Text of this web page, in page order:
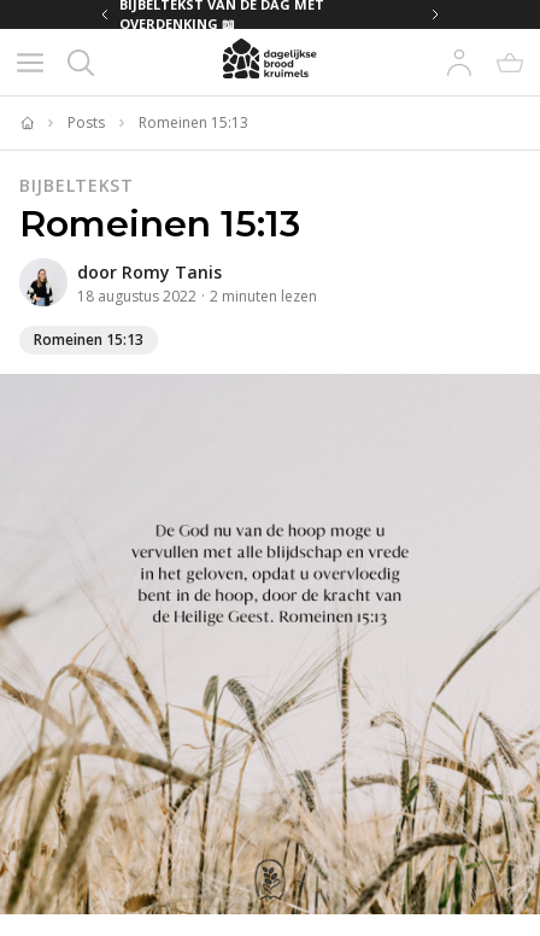
BIJBELTEKST VAN DE DAG MET
OVERDENKING 📖
Home
Posts Romeinen 15:13
BIJBELTEKST
Romeinen 15:13
door Romy Tanis
18 augustus 2022 · 2 minuten lezen
Romeinen 15:13